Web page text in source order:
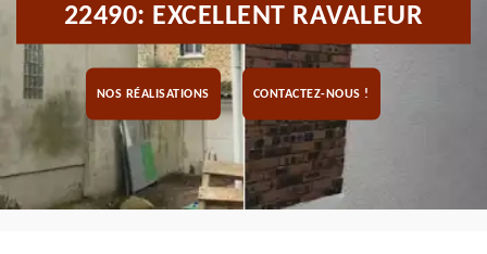
22490: EXCELLENT RAVALEUR
NOS RÉALISATIONS CONTACTEZ-NOUS !